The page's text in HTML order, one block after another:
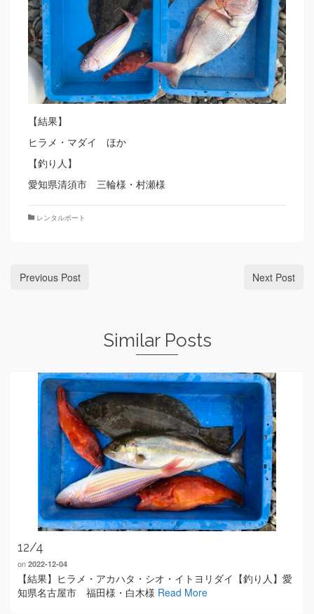
【結果】
ヒラメ・マダイ ほか
【釣り人】
愛知県清須市 三輪様・村瀬様
レンタルボート
Previous Post Next Post
Similar Posts
12/4
on 2022-12-04
【結果】ヒラメ・アカハタ・シオ・イトヨリダイ【釣り人】愛
知県名古屋市 福田様・白木様 Read More